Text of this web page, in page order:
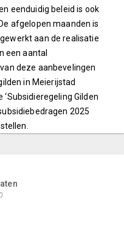
eenduidig beleid is ook
afgelopen maanden is
aan de realisatie
een aantal
deze aanbevelingen
in Meierijstad
Gilden
2025